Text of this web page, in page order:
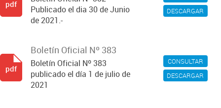
DESCARGAR
Publicado el dia 30 de Junio
de 2021.-
pdf
CONSULTAR
DESCARGAR
Boletín Oficial Nº 383
Boletín Oficial Nº 383
publicado el día 1 de julio de
2021
pdf